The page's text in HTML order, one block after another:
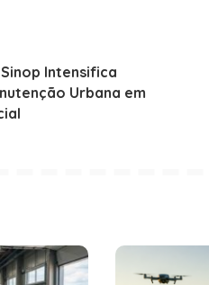
Intensifica
Urbana em